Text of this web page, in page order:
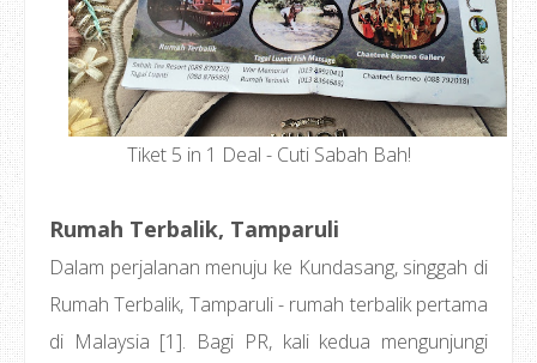
Tiket 5 in 1 Deal - Cuti Sabah Bah!
Rumah Terbalik, Tamparuli
Dalam perjalanan menuju ke Kundasang, singgah di
Rumah Terbalik, Tamparuli - rumah terbalik pertama
di Malaysia [1]. Bagi PR, kali kedua mengunjungi